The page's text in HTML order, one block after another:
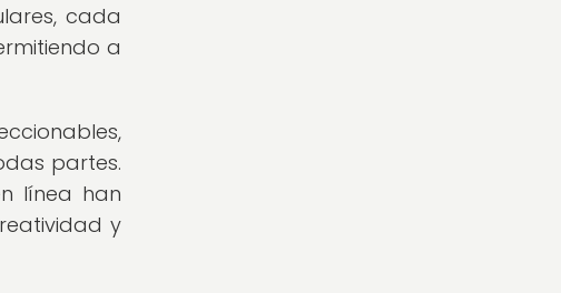
cada
a
partes.
línea han
y